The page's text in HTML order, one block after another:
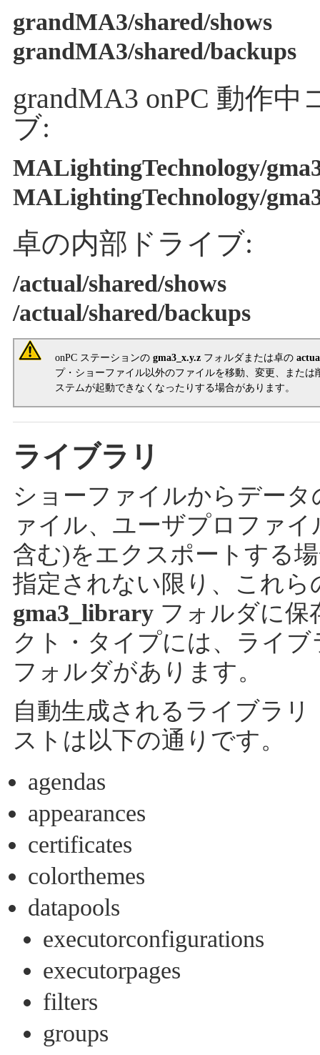
grandMA3/shared/shows
grandMA3/shared/backups
grandMA3 onPC 動作
ブ:
MALightingTechnology/
MALightingTechnology/
卓の内部ドライブ:
/actual/shared/shows
/actual/shared/backups
onPC ステーションの gma3_x.y.z フォルダまたは卓の
プ・ショーファイル以外のファイルを移動、変更、また
ステムが起動できなくなったりする場合があります。
ライブラリ
ショーファイルからデー
ァイル、ユーザプロファ
含む)をエクスポートする
指定されない限り、これ
gma3_library フォルダに保
クト・タイプには、ライ
フォルダがあります。
自動生成されるライブラ
ストは以下の通りです。
agendas
appearances
certificates
colorthemes
datapools
executorconfigurations
executorpages
filters
groups